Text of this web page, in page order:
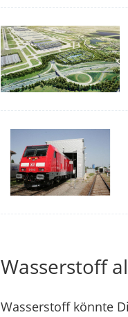
Wasserstoff
Wasserstoff könnte